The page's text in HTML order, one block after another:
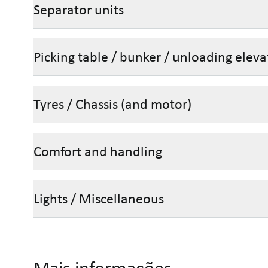
Separator units
Picking table / bunker / unloading
Tyres / Chassis (and motor)
Comfort and handling
Lights / Miscellaneous